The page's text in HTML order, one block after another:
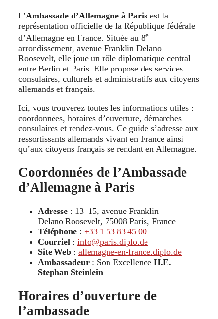
L’Ambassade d’Allemagne à Paris est la
représentation officielle de la République fédérale
d’Allemagne en France. Située au 8e
arrondissement, avenue Franklin Delano
Roosevelt, elle joue un rôle diplomatique central
entre Berlin et Paris. Elle propose des services
consulaires, culturels et administratifs aux citoyens
allemands et français.
Ici, vous trouverez toutes les informations utiles :
coordonnées, horaires d’ouverture, démarches
consulaires et rendez‑vous. Ce guide s’adresse aux
ressortissants allemands vivant en France ainsi
qu’aux citoyens français se rendant en Allemagne.
Coordonnées de l’Ambassade
d’Allemagne à Paris
Adresse : 13–15, avenue Franklin
Delano Roosevelt, 75008 Paris, France
Téléphone : +33 1 53 83 45 00
Courriel : info@paris.diplo.de
Site Web : allemagne‑en‑france.diplo.de
Ambassadeur : Son Excellence H.E.
Stephan Steinlein
Horaires d’ouverture de
l’ambassade